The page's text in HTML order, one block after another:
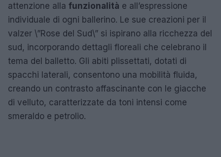
attenzione alla funzionalità e all’espressione
individuale di ogni ballerino. Le sue creazioni per il
valzer \”Rose del Sud\” si ispirano alla ricchezza del
sud, incorporando dettagli floreali che celebrano il
tema del balletto. Gli abiti plissettati, dotati di
spacchi laterali, consentono una mobilità fluida,
creando un contrasto affascinante con le giacche
di velluto, caratterizzate da toni intensi come
smeraldo e petrolio.